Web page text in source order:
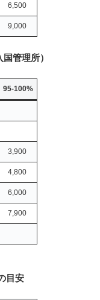
6,500
9,000
管理所）
95-100%
3,900
4,800
6,000
7,900
目安